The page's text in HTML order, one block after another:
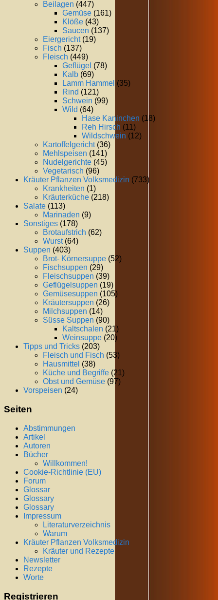
Beilagen (447)
Gemüse (161)
Klöße (43)
Saucen (137)
Eiergericht(19)
Fisch (137)
Fleisch (449)
Geflügel (78)
Kalb (69)
Lamm Hammel (35)
Rind (121)
Schwein (99)
Wild (64)
Hase Kaninchen (18)
Reh Hirsch (11)
Wildschwein (12)
Kartoffelgericht(36)
Mehlspeisen (141)
Nudelgerichte (45)
Vegetarisch (96)
Kräuter Pflanzen Volksmedizin (733)
Krankheiten (1)
Kräuterküche (218)
Salate (113)
Marinaden (9)
Sonstiges (178)
Brotaufstrich (62)
Wurst(64)
Suppen (403)
Brot- Körnersuppe (52)
Fischsuppen (29)
Fleischsuppen (39)
Geflügelsuppen (19)
Gemüsesuppen (105)
Kräutersuppen (26)
Milchsuppen (14)
Süsse Suppen (90)
Kaltschalen (21)
Weinsuppe (20)
Tipps und Tricks (203)
Fleisch und Fisch (53)
Hausmittel (38)
Küche und Begriffe (21)
Obst und Gemüse (97)
Vorspeisen (24)
Seiten
Abstimmungen
Artikel
Autoren
Bücher
Willkommen!
Cookie-Richtlinie (EU)
Forum
Glossar
Glossary
Glossary
Impressum
Literaturverzeichnis
Warum
Kräuter Pflanzen Volksmedizin
Kräuter und Rezepte
Newsletter
Rezepte
Worte
Registrieren